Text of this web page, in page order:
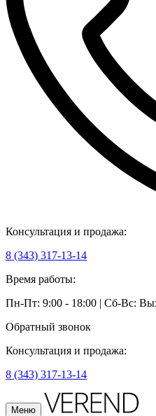
Консультация и продажа:
8 (343) 317-13-14
Время работы:
Пн-Пт: 9:00 - 18:00 | Сб-Вс:
Обратный звонок
Консультация и продажа:
8 (343) 317-13-14
Меню